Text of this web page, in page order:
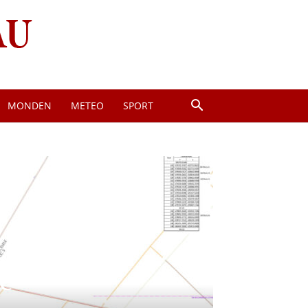
MONDEN METEO SPORT